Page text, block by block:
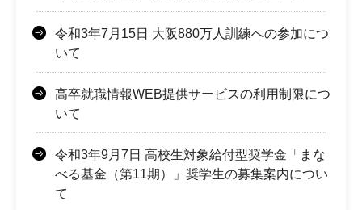
令和3年7月15日 大阪880万人訓練への参加につ
いて
高卒就職情報WEB提供サービスの利用制限につ
いて
令和3年9月7日 高校生対象給付型奨学金「まな
べる基金（第11期）」奨学生の募集案内につい
て